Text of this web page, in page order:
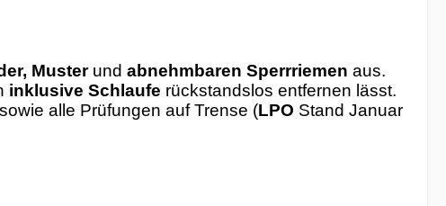
Musterund abnehmbaren Sperrriemen aus.
inklusive Schlaufe rückstandslos entfernen lässt.
alle Prüfungen auf Trense (LPO Stand Januar